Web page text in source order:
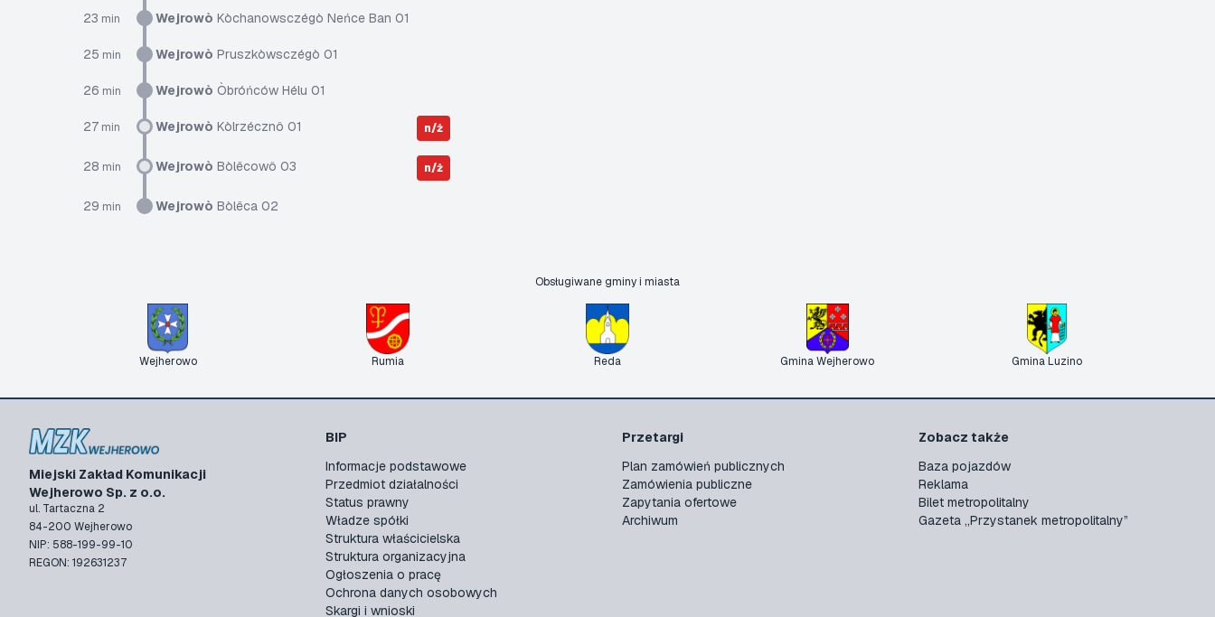
23 min Wejrowò Kòchanowsczégò Neńce Ban 01
25 min Wejrowò Pruszkòwsczégò 01
26 min Wejrowò Òbróńców Hélu 01
27 min Wejrowò Kòlrzécznô 01 n/ż
28 min Wejrowò Bòlëcowô 03 n/ż
29 min Wejrowò Bòlëca 02
Obsługiwane gminy i miasta
Wejherowo Rumia Reda Gmina Wejherowo Gmina Luzino
Miejski Zakład Komunikacji
Wejherowo Sp. z o.o.
ul. Tartaczna 2
84-200 Wejherowo
NIP: 588-199-99-10
REGON: 192631237
BIP
Informacje podstawowe
Przedmiot działalności
Status prawny
Władze spółki
Struktura właścicielska
Struktura organizacyjna
Ogłoszenia o pracę
Ochrona danych osobowych
Skargi i wnioski
Przetargi
Plan zamówień publicznych
Zamówienia publiczne
Zapytania ofertowe
Archiwum
Zobacz także
Baza pojazdów
Reklama
Bilet metropolitalny
Gazeta „Przystanek metropolitalny”